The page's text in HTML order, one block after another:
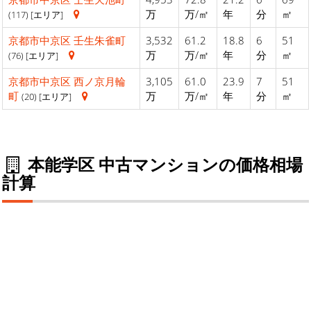
(117) [エリア]
万
万/㎡
年
分
㎡
京都市中京区 壬生朱雀町
(76) [エリア]
3,532
万
61.2
万/㎡
18.8
年
6
分
51
㎡
京都市中京区 西ノ京月輪
町 (20) [エリア]
3,105
万
61.0
万/㎡
23.9
年
7
分
51
㎡
本能学区 中古マンションの価格相場
計算